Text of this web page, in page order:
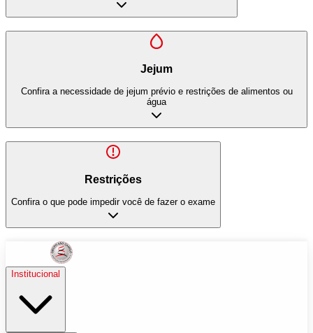
Jejum
Confira a necessidade de jejum prévio e restrições de alimentos ou
água
Restrições
Confira o que pode impedir você de fazer o exame
Institucional